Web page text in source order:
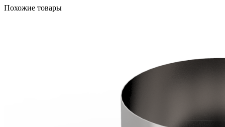
Похожие товары